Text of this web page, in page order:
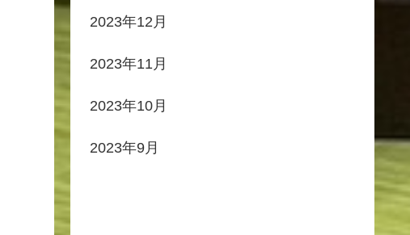
2023年12月
2023年11月
2023年10月
2023年9月